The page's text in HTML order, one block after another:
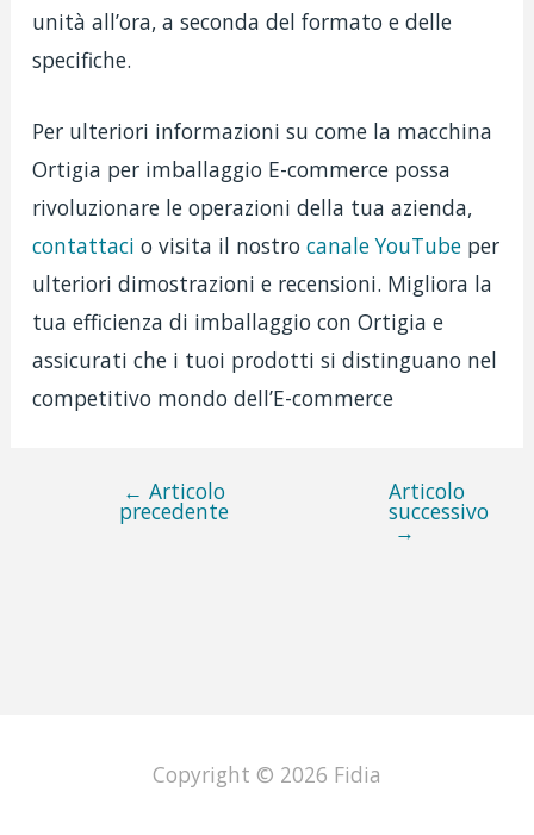
unità all’ora, a seconda del formato e delle
specifiche.
Per ulteriori informazioni su come la macchina
Ortigia per imballaggio E-commerce possa
rivoluzionare le operazioni della tua azienda,
contattaci o visita il nostro canale YouTubeper
ulteriori dimostrazioni e recensioni. Migliora la
tua efficienza di imballaggio con Ortigia e
assicurati che i tuoi prodotti si distinguano nel
competitivo mondo dell’E-commerce
Navigazione
← Articolo
precedente
Articolo
successivo
→
Copyright © 2026 Fidia